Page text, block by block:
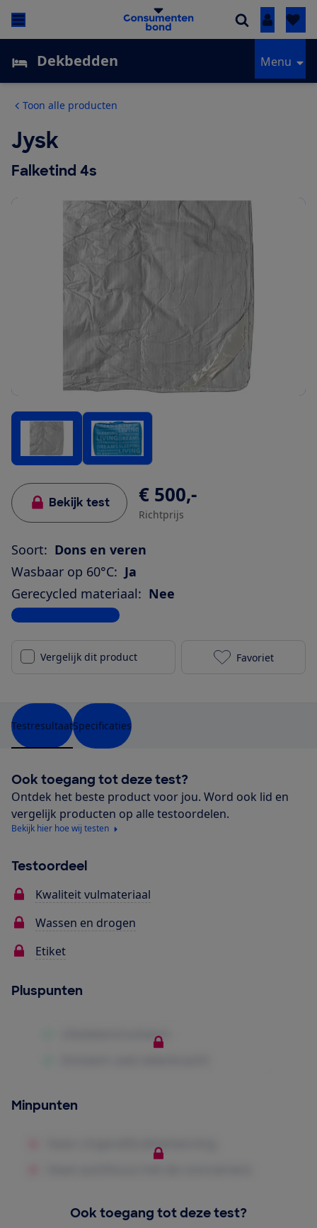
Inloggen
Dekbedden Menu
Toon alle producten
Jysk
Falketind 4s
Bekijk test € 500,-
Richtprijs
Soort: Dons en veren
Wasbaar op 60°C: Ja
Gerecycled materiaal: Nee
Bekijk alle specificaties
Vergelijk dit product Jysk
Favoriet
TestresultaatSpecificaties
Ook toegang tot deze test?
Ontdek het beste product voor jou. Word ook lid en
vergelijk producten op alle testoordelen.
Bekijk hier hoe wij testen
Testoordeel
Kwaliteit vulmateriaal
Wassen en drogen
Etiket
Pluspunten
Minpunten
Ook toegang tot deze test?